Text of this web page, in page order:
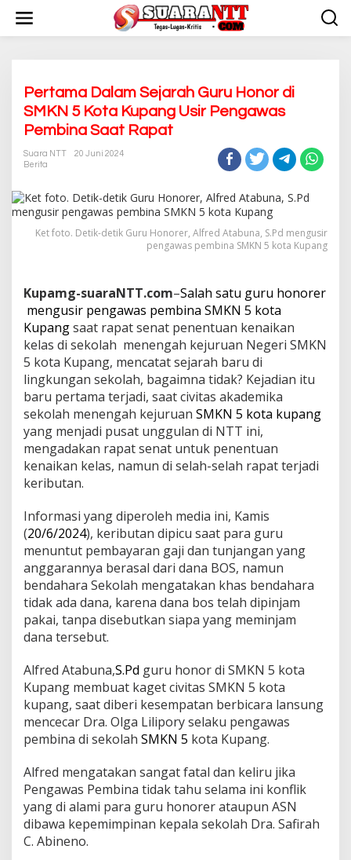
w
Pertama Dalam Sejarah Guru Honor di
SMKN 5 Kota Kupang Usir Pengawas
Pembina Saat Rapat
Suara NTT
20 Juni 2024
Berita
Ket foto. Detik-detik Guru Honorer, Alfred Atabuna, S.Pd mengusir
pengawas pembina SMKN 5 kota Kupang
Kupamg-suaraNTT.com–Salah satu guru honorer
mengusir pengawas pembina SMKN 5 kota
Kupangsaat rapat senat penentuan kenaikan
kelas di sekolah menengah kejuruan Negeri SMKN
5 kota Kupang, mencatat sejarah baru di
lingkungan sekolah, bagaimna tidak? Kejadian itu
baru pertama terjadi, saat civitas akademika
sekolah menengah kejuruan SMKN 5 kota kupang
yang menjadi pusat unggulan di NTT ini,
mengadakan rapat senat untuk penentuan
kenaikan kelas, namun di selah-selah rapat terjadi
keributan.
Informasi yang diperoleh media ini, Kamis
(20/6/2024), keributan dipicu saat para guru
menuntut pembayaran gaji dan tunjangan yang
anggarannya berasal dari dana BOS, namun
bendahara Sekolah mengatakan khas bendahara
tidak ada dana, karena dana bos telah dipinjam
pakai, tanpa disebutkan siapa yang meminjam
dana tersebut.
Alfred Atabuna,S.Pd guru honor di SMKN 5 kota
Kupang membuat kaget civitas SMKN 5 kota
kupang, saat diberi kesempatan berbicara lansung
mencecar Dra. Olga Lilipory selaku pengawas
pembina di sekolah SMKN 5 kota Kupang.
Alfred mengatakan sangat fatal dan keliru jika
Pengawas Pembina tidak tahu selama ini konflik
yang di alami para guru honorer ataupun ASN
dibawa kepemimpinan kepala sekolah Dra. Safirah
C. Abineno.